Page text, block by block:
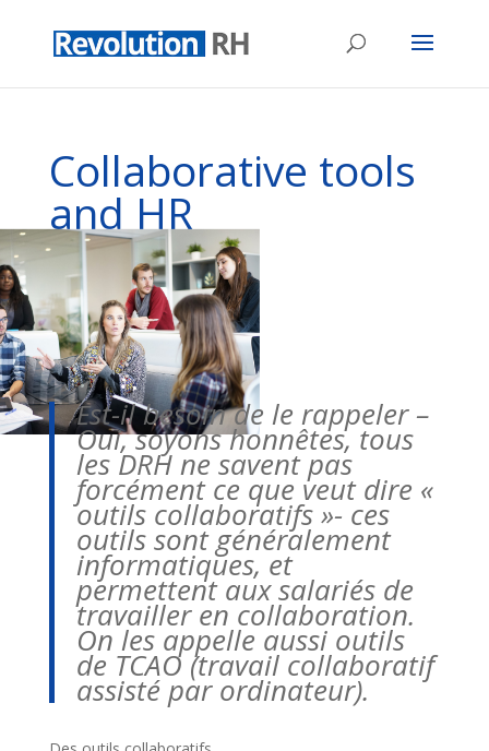
Collaborative tools
and HR
Déc 4, 2019 |Event
Est-il besoin de le rappeler –
Oui, soyons honnêtes, tous
les DRH ne savent pas
forcément ce que veut dire «
outils collaboratifs»- ces
outils sont généralement
informatiques, et
permettent aux salariés de
travailler en collaboration.
On les appelle aussi outils
deTCAO(travail collaboratif
assisté par ordinateur).